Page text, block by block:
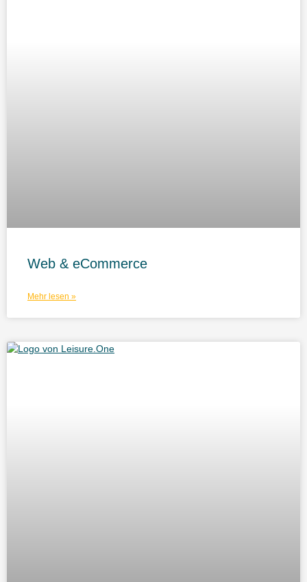
Web & eCommerce
Mehr lesen »